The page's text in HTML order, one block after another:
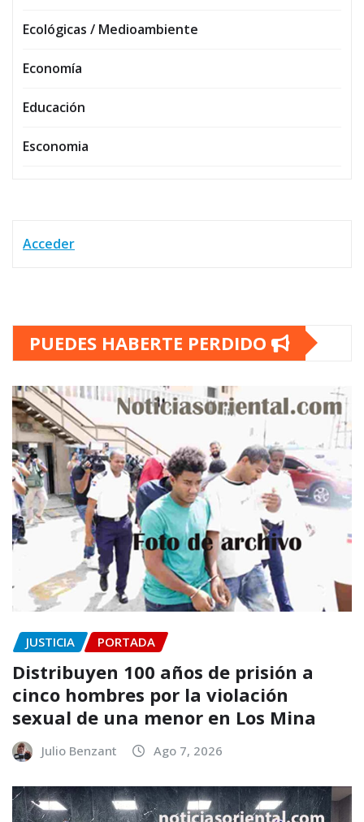
Ecológicas / Medioambiente
Economía
Educación
Esconomia
Acceder
PUEDES HABERTE PERDIDO
JUSTICIA PORTADA
Distribuyen 100 años de prisión a
cinco hombres por la violación
sexual de una menor en Los Mina
Julio Benzant Ago 7, 2026